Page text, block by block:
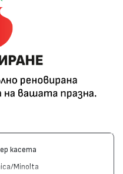
касета
Minolta